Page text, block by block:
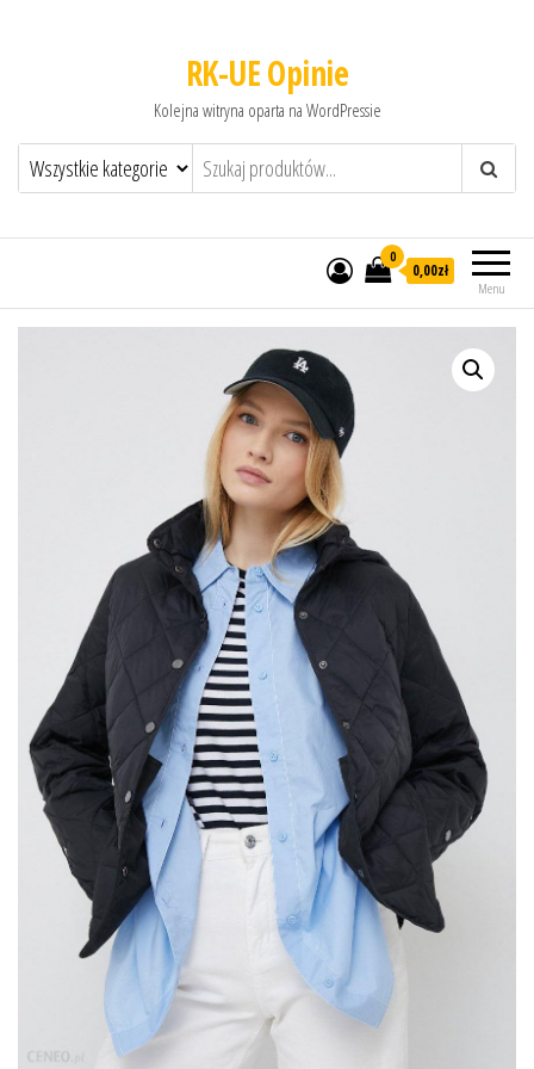
RK-UE Opinie
Kolejna witryna oparta na WordPressie
Menu
0
0,00zł